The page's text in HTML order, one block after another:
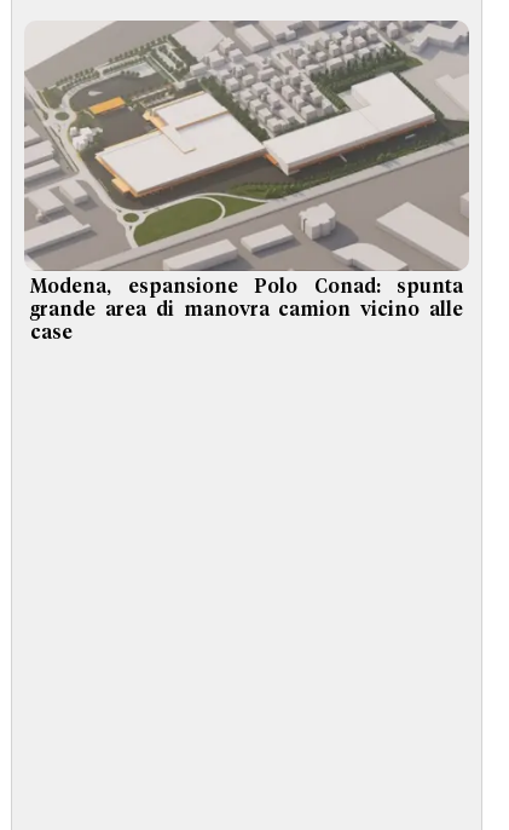
Modena, espansione Polo Conad: spunta
grande area di manovra camion vicino alle
case